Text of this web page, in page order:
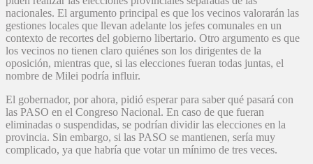
nacionales. El argumento principal es que los vecinos valorarán las
gestiones locales que llevan adelante los jefes comunales en un
contexto de recortes del gobierno libertario. Otro argumento es que
los vecinos no tienen claro quiénes son los dirigentes de la
oposición, mientras que, si las elecciones fueran todas juntas, el
nombre de Milei podría influir.
El gobernador, por ahora, pidió esperar para saber qué pasará con
las PASO en el Congreso Nacional. En caso de que fueran
eliminadas o suspendidas, se podrían dividir las elecciones en la
provincia. Sin embargo, si las PASO se mantienen, sería muy
complicado, ya que habría que votar un mínimo de tres veces.